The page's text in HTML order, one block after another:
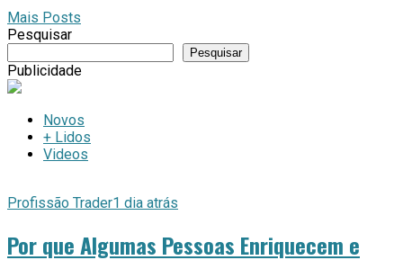
Mais Posts
Pesquisar
Pesquisar
Publicidade
Novos
+ Lidos
Videos
Profissão Trader1 dia atrás
Por que Algumas Pessoas Enriquecem e